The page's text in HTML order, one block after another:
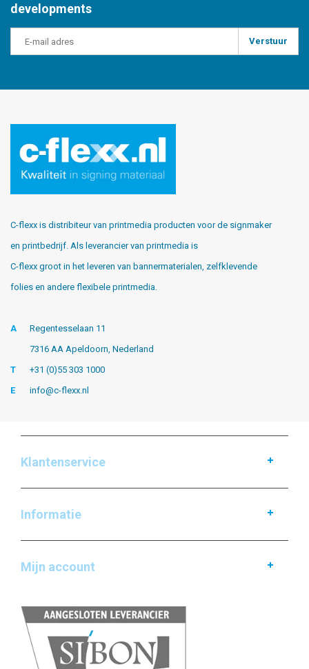
developments
Verstuur
C-flexx is distribiteur van printmedia producten voor de signmaker
en printbedrijf. Als leverancier van printmedia is
C-flexx groot in het leveren van bannermaterialen, zelfklevende
folies en andere flexibele printmedia.
A
Regentesselaan 11
7316 AA Apeldoorn, Nederland
T
+31 (0)55 303 1000
E
info@c-flexx.nl
Klantenservice
Informatie
Mijn account